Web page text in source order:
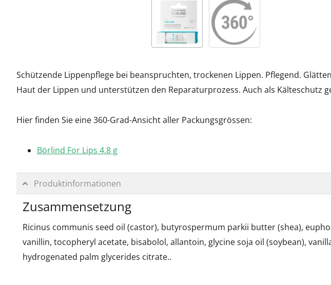
Schützende Lippenpflege bei beanspruchten, trockenen Lippen. Pflegend.
Haut der Lippen und unterstützen den Reparaturprozess. Auch als Kälteschutz
Hier finden Sie eine 360-Grad-Ansicht aller Packungsgrössen:
Börlind For Lips 4.8 g
Produktinformationen
Zusammensetzung
Ricinus communis seed oil (castor), butyrospermum parkii butter (shea),
vanillin, tocopheryl acetate, bisabolol, allantoin, glycine soja oil (soybean),
hydrogenated palm glycerides citrate..